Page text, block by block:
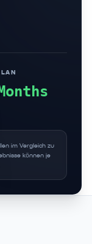
im Vergleich zu
können je